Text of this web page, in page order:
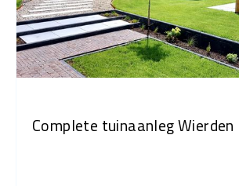
Complete tuinaanleg Wierden